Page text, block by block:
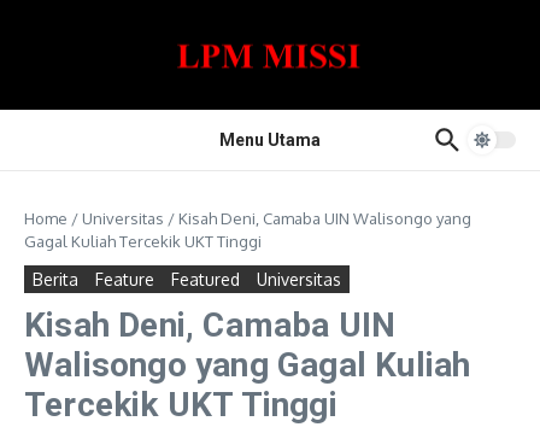
Menu Utama
Home / Universitas / Kisah Deni, Camaba UIN Walisongo yang
Gagal Kuliah Tercekik UKT Tinggi
Berita Feature Featured Universitas
Kisah Deni, Camaba UIN
Walisongo yang Gagal Kuliah
Tercekik UKT Tinggi